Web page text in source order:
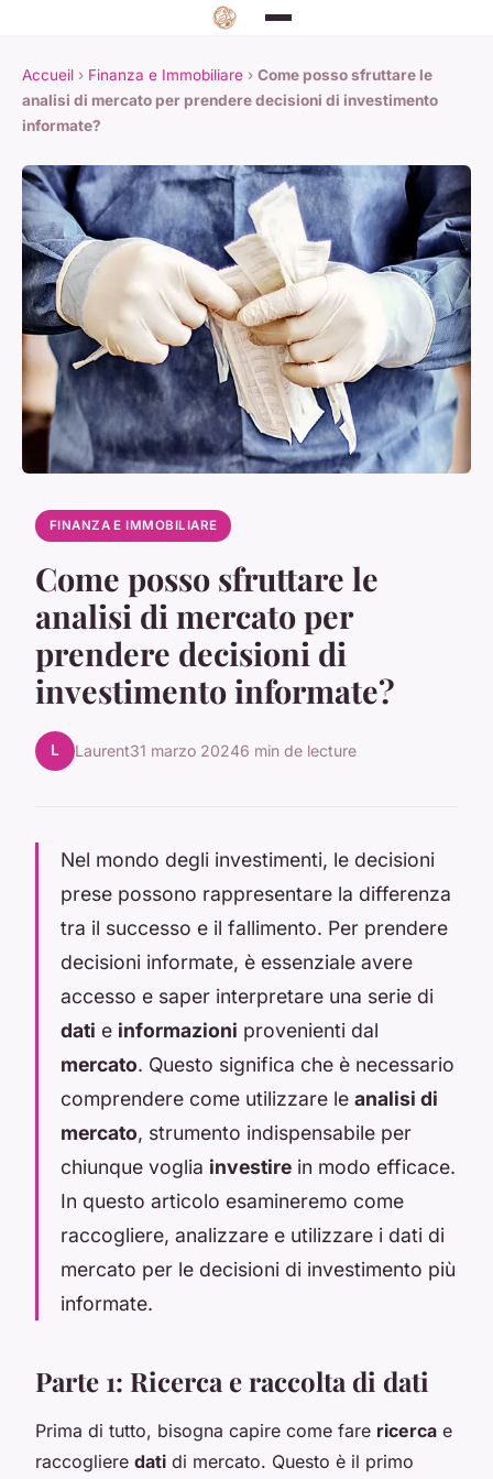
Accueil › Finanza e Immobiliare › Come posso sfruttare le
analisi di mercato per prendere decisioni di investimento
informate?
FINANZA E IMMOBILIARE
Come posso sfruttare le
analisi di mercato per
prendere decisioni di
investimento informate?
L Laurent31 marzo 20246 min de lecture
Nel mondo degli investimenti, le decisioni
prese possono rappresentare la differenza
tra il successo e il fallimento. Per prendere
decisioni informate, è essenziale avere
accesso e saper interpretare una serie di
dati e informazioni provenienti dal
mercato. Questo significa che è necessario
comprendere come utilizzare le analisi di
mercato, strumento indispensabile per
chiunque voglia investire in modo efficace.
In questo articolo esamineremo come
raccogliere, analizzare e utilizzare i dati di
mercato per le decisioni di investimento più
informate.
Parte 1: Ricerca e raccolta di dati
Prima di tutto, bisogna capire come fare ricerca e
raccogliere dati di mercato. Questo è il primo